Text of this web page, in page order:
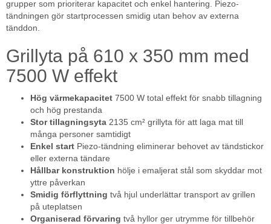
grupper som prioriterar kapacitet och enkel hantering. Piezo-
tändningen gör startprocessen smidig utan behov av externa
tänddon.
Grillyta på 610 x 350 mm med
7500 W effekt
Hög värmekapacitet 7500 W total effekt för snabb tillagning
och hög prestanda
Stor tillagningsyta 2135 cm² grillyta för att laga mat till
många personer samtidigt
Enkel start Piezo-tändning eliminerar behovet av tändstickor
eller externa tändare
Hållbar konstruktion hölje i emaljerat stål som skyddar mot
yttre påverkan
Smidig förflyttning två hjul underlättar transport av grillen
på uteplatsen
Organiserad förvaring två hyllor ger utrymme för tillbehör